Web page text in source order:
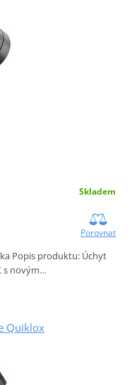
Skladem
Porovnat
Popis produktu: Úchyt
s novým…
Quiklox